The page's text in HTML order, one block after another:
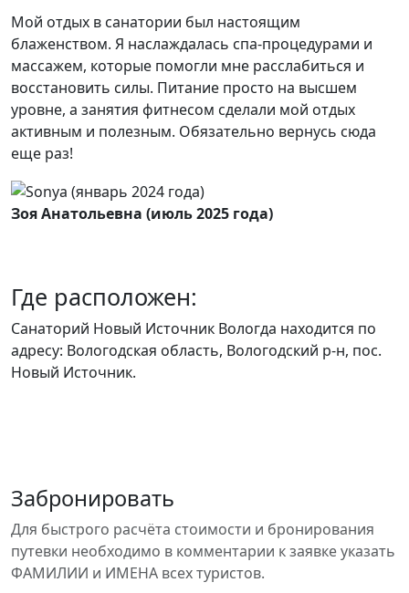
Мой отдых в санатории был настоящим
блаженством. Я наслаждалась спа-процедурами и
массажем, которые помогли мне расслабиться и
восстановить силы. Питание просто на высшем
уровне, а занятия фитнесом сделали мой отдых
активным и полезным. Обязательно вернусь сюда
еще раз!
Зоя Анатольевна (июль 2025 года)
Где расположен:
Санаторий Новый Источник Вологда находится по
адресу: Вологодская область, Вологодский р-н, пос.
Новый Источник.
Забронировать
Для быстрого расчёта стоимости и бронирования
путевки необходимо в комментарии к заявке указать
ФАМИЛИИ и ИМЕНА всех туристов.